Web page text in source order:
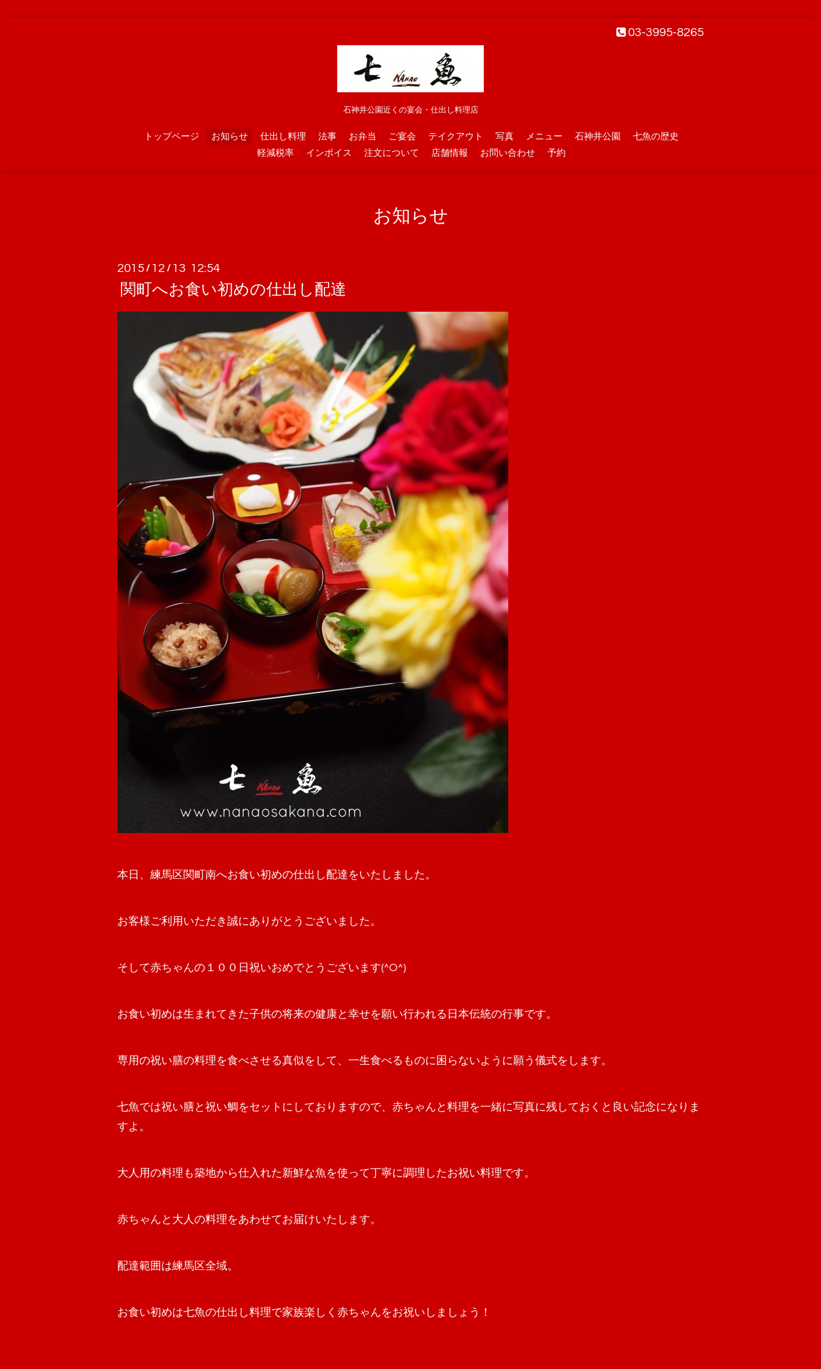
03-3995-8265
石神井公園近くの宴会・仕出し料理店
トップページ お知らせ 仕出し料理 法事 お弁当 ご宴会 テイクアウト 写真 メニュー 石神井公園
七魚の歴史
軽減税率
インボイス 注文について 店舗情報 お問い合わせ 予約
お知らせ
2015 / 12 / 13 12:54
関町へお食い初めの仕出し配達
本日、練馬区関町南へお食い初めの仕出し配達をいたしました。
お客様ご利用いただき誠にありがとうございました。
そして赤ちゃんの１００日祝いおめでとうございます(^O^)
お食い初めは生まれてきた子供の将来の健康と幸せを願い行われる日本伝統の行事です。
専用の祝い膳の料理を食べさせる真似をして、一生食べるものに困らないように願う儀式をします。
七魚では祝い膳と祝い鯛をセットにしておりますので、赤ちゃんと料理を一緒に写真に残しておくと良い記念になりま
すよ。
大人用の料理も築地から仕入れた新鮮な魚を使って丁寧に調理したお祝い料理です。
赤ちゃんと大人の料理をあわせてお届けいたします。
配達範囲は練馬区全域。
お食い初めは七魚の仕出し料理で家族楽しく赤ちゃんをお祝いしましょう！